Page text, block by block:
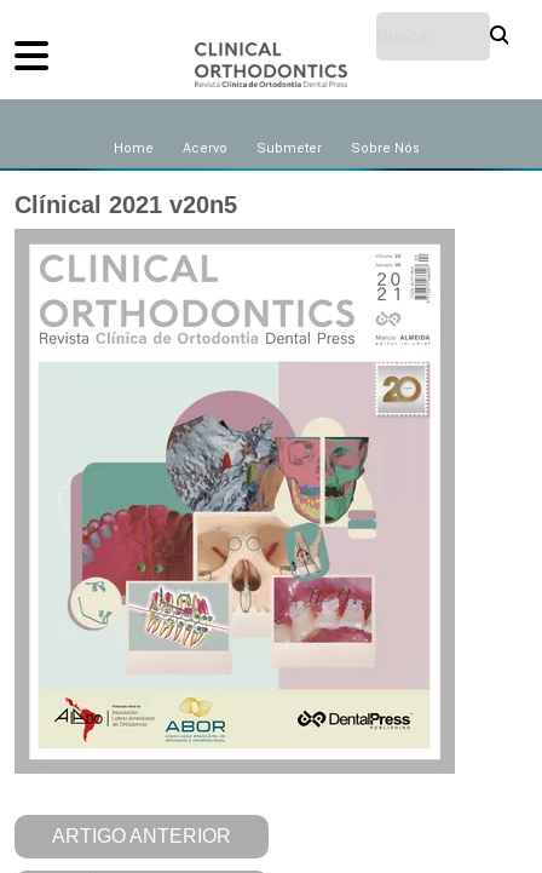
Home Acervo Submeter Sobre Nós
Clínical 2021 v20n5
ARTIGO ANTERIOR